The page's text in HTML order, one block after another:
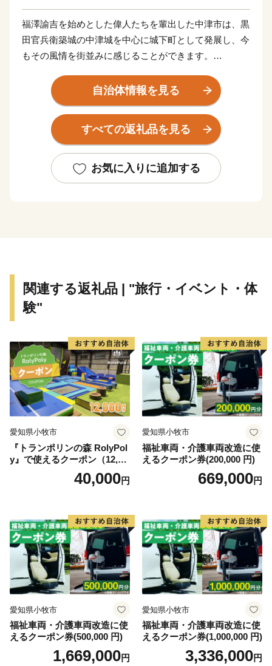
福澤諭吉を始めとした偉人たちを輩出した中津市は、黒
田官兵衛築城の中津城を中心に城下町として発展し、今
もその風情を街並みに感じることができます。
自然が織り成す絶景は、圧巻です。
サイクリングロードなど、大自然を利用したアクティビ
ティも楽しめます。
もちろん、市内には温泉スポットも点在しており、‘お
グルメは、からあげの聖地「中津からあげ」、数々の海
の幸や山の幸などが自慢です。
自治体情報を見る
すべての返礼品を見る
お気に入りに追加する
関連する返礼品 | "旅行・イベント・体
験"
愛知県小牧市
『トランポリンの森 RolyPol
y』で使えるクーポン（12,00
40,000円
愛知県小牧市
福祉車両・介護車両改造に使
えるクーポン券(200,000 円)
669,000円
愛知県小牧市
福祉車両・介護車両改造に使
えるクーポン券(500,000 円)
1,669,000円
愛知県小牧市
福祉車両・介護車両改造に使
えるクーポン券(1,000,000 円)
3,336,000円